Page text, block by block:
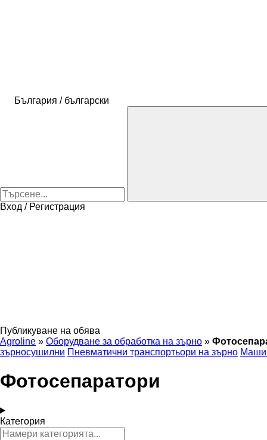
България / български
Вход / Регистрация
Публикуване на обява
Agroline » Оборудване за обработка на зърно »
зърносушилни Пневматични транспортьори на зърно
Фотосепаратори
Категория